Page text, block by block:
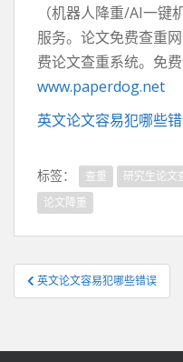
（机器人降重/AI一
服务。论文免费查重
费论文查重系统。免
www.paperdog.net
英文论文容易犯哪些
标签： 查重 研究生论文
论文降重
文
章
航
英文论文容易犯哪些错误